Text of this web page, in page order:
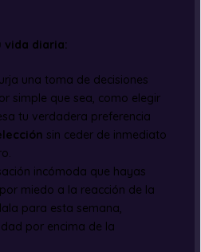
vida diaria:
una toma de decisiones
simple que sea, como elegir
tu verdadera preferencia
sin ceder de inmediato
incómoda que hayas
miedo a la reacción de la
para esta semana,
por encima de la